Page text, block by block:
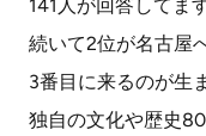
141人が回答してま
続いて2位が名古屋
3番目に来るのが生
独自の文化や歴史